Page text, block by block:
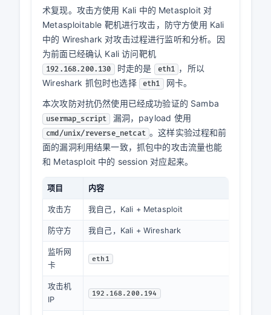
术复现。攻击方使用 Kali 中的 Metasploit 对
Metasploitable 靶机进行攻击，防守方使用 Kali
中的 Wireshark 对攻击过程进行监听和分析。因
为前面已经确认 Kali 访问靶机
192.168.200.130 时走的是 eth1 ，所以
Wireshark 抓包时也选择
eth1 网卡。
本次攻防对抗仍然使用已经成功验证的 Samba
usermap_script 漏洞，payload 使用
cmd/unix/reverse_netcat 。这样实验过程和前
面的漏洞利用结果一致，抓包中的攻击流量也能
和 Metasploit 中的 session 对应起来。
项目 内容
攻击方 我自己，Kali + Metasploit
防守方 我自己，Kali + Wireshark
监听网
卡
eth1
攻击机
IP
192.168.200.194